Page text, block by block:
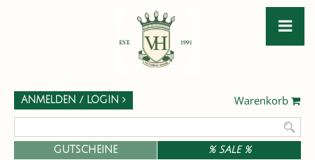
Warenkorb
ANMELDEN / LOGIN
GUTSCHEINE % SALE %